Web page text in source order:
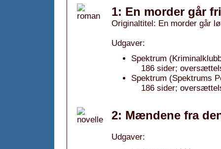
1: En morder går
Originaltitel: En morder går
Udgaver:
Spektrum
186 sider;
Spektrum (Spektrums
186 sider;
2: Mændene fra
Udgaver: